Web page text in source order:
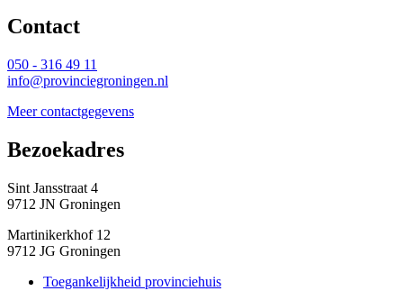
Contact
050 - 316 49 11
info@provinciegroningen.nl
Meer contactgegevens
Bezoekadres
Sint Jansstraat 4
9712 JN Groningen
Martinikerkhof 12
9712 JG Groningen
Toegankelijkheid provinciehuis